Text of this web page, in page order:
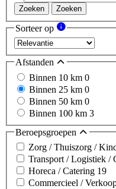
Zoeken Zoeken
Sorteer op
Afstanden
Binnen 10 km 0
Binnen 25 km 0
Binnen 50 km 0
Binnen 100 km 3
Beroepsgroepen
Zorg / Thuiszorg /
Transport / Logistiek /
Horeca / Catering 19
Commercieel /